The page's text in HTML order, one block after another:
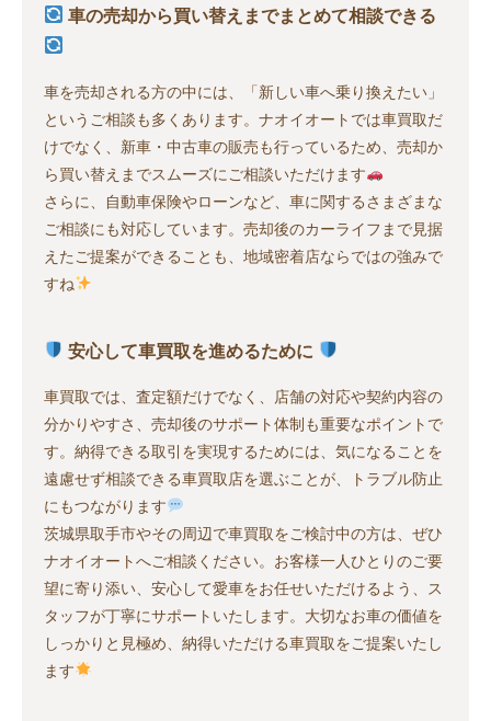
車の売却から買い替えまでまとめて相談できる
車を売却される方の中には、「新しい車へ乗り換えたい」
というご相談も多くあります。ナオイオートでは車買取だ
けでなく、新車・中古車の販売も行っているため、売却か
ら買い替えまでスムーズにご相談いただけます
さらに、自動車保険やローンなど、車に関するさまざまな
ご相談にも対応しています。売却後のカーライフまで見据
えたご提案ができることも、地域密着店ならではの強みで
すね
安心して車買取を進めるために
車買取では、査定額だけでなく、店舗の対応や契約内容の
分かりやすさ、売却後のサポート体制も重要なポイントで
す。納得できる取引を実現するためには、気になることを
遠慮せず相談できる車買取店を選ぶことが、トラブル防止
にもつながります
茨城県取手市やその周辺で車買取をご検討中の方は、ぜひ
ナオイオートへご相談ください。お客様一人ひとりのご要
望に寄り添い、安心して愛車をお任せいただけるよう、ス
タッフが丁寧にサポートいたします。大切なお車の価値を
しっかりと見極め、納得いただける車買取をご提案いたし
ます